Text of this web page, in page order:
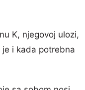
K, njegovoj ulozi,
i kada potrebna